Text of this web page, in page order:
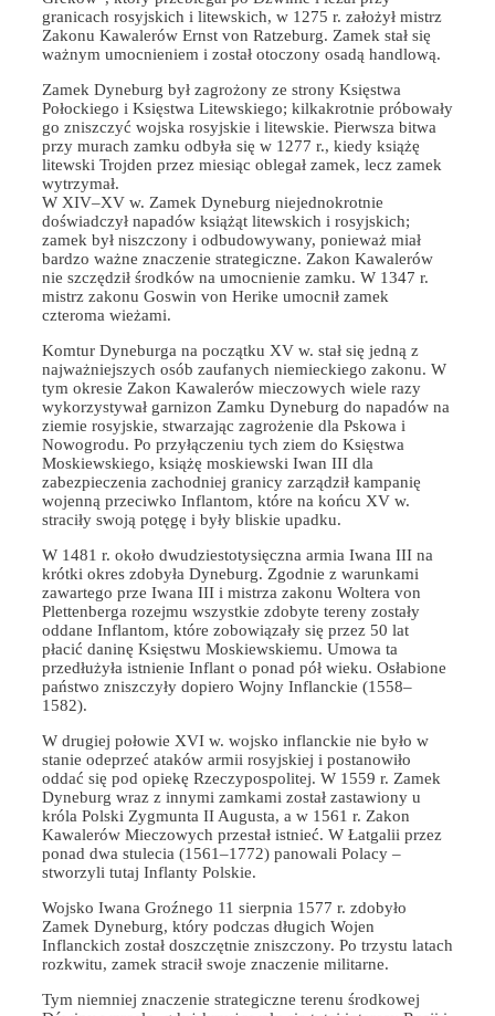
granicach rosyjskich i litewskich, w 1275 r. założył mistrz
Zakonu Kawalerów Ernst von Ratzeburg. Zamek stał się
ważnym umocnieniem i został otoczony osadą handlową.
Zamek Dyneburg był zagrożony ze strony Księstwa
Połockiego i Księstwa Litewskiego; kilkakrotnie próbowały
go zniszczyć wojska rosyjskie i litewskie. Pierwsza bitwa
przy murach zamku odbyła się w 1277 r., kiedy książę
litewski Trojden przez miesiąc oblegał zamek, lecz zamek
wytrzymał.
W XIV–XV w. Zamek Dyneburg niejednokrotnie
doświadczył napadów książąt litewskich i rosyjskich;
zamek był niszczony i odbudowywany, ponieważ miał
bardzo ważne znaczenie strategiczne. Zakon Kawalerów
nie szczędził środków na umocnienie zamku. W 1347 r.
mistrz zakonu Goswin von Herike umocnił zamek
czteroma wieżami.
Komtur Dyneburga na początku XV w. stał się jedną z
najważniejszych osób zaufanych niemieckiego zakonu. W
tym okresie Zakon Kawalerów mieczowych wiele razy
wykorzystywał garnizon Zamku Dyneburg do napadów na
ziemie rosyjskie, stwarzając zagrożenie dla Pskowa i
Nowogrodu. Po przyłączeniu tych ziem do Księstwa
Moskiewskiego, książę moskiewski Iwan III dla
zabezpieczenia zachodniej granicy zarządził kampanię
wojenną przeciwko Inflantom, które na końcu XV w.
straciły swoją potęgę i były bliskie upadku.
W 1481 r. około dwudziestotysięczna armia Iwana III na
krótki okres zdobyła Dyneburg. Zgodnie z warunkami
zawartego prze Iwana III i mistrza zakonu Woltera von
Plettenberga rozejmu wszystkie zdobyte tereny zostały
oddane Inflantom, które zobowiązały się przez 50 lat
płacić daninę Księstwu Moskiewskiemu. Umowa ta
przedłużyła istnienie Inflant o ponad pół wieku. Osłabione
państwo zniszczyły dopiero Wojny Inflanckie (1558–
1582).
W drugiej połowie XVI w. wojsko inflanckie nie było w
stanie odeprzeć ataków armii rosyjskiej i postanowiło
oddać się pod opiekę Rzeczypospolitej. W 1559 r. Zamek
Dyneburg wraz z innymi zamkami został zastawiony u
króla Polski Zygmunta II Augusta, a w 1561 r. Zakon
Kawalerów Mieczowych przestał istnieć. W Łatgalii przez
ponad dwa stulecia (1561–1772) panowali Polacy –
stworzyli tutaj Inflanty Polskie.
Wojsko Iwana Groźnego 11 sierpnia 1577 r. zdobyło
Zamek Dyneburg, który podczas długich Wojen
Inflanckich został doszczętnie zniszczony. Po trzystu latach
rozkwitu, zamek stracił swoje znaczenie militarne.
Tym niemniej znaczenie strategiczne terenu środkowej